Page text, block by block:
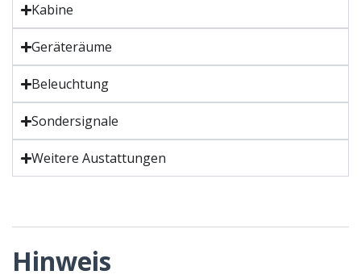
Kabine
Geräteräume
Beleuchtung
Sondersignale
Weitere Austattungen
Hinweis